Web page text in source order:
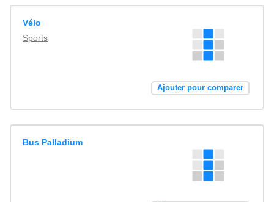
Vélo
Sports
Ajouter pour comparer
Bus Palladium